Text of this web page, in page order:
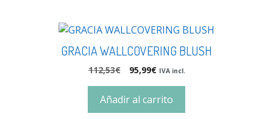
GRACIA WALLCOVERING BLUSH
112,53€ 95,99€ IVA incl.
Añadir al carrito